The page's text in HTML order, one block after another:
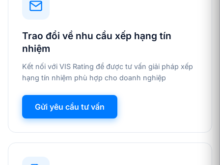
Trao đổi về nhu cầu xếp hạng tín
nhiệm
Kết nối với VIS Rating để được tư vấn giải pháp xếp
hạng tín nhiệm phù hợp cho doanh nghiệp
Gửi yêu cầu tư vấn